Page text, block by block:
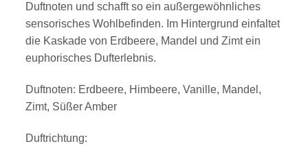
Duftnoten und schafft so ein außergewöhnliches
sensorisches Wohlbefinden. Im Hintergrund einfaltet
die Kaskade von Erdbeere, Mandel und Zimt ein
euphorisches Dufterlebnis.
Duftnoten: Erdbeere, Himbeere, Vanille, Mandel,
Zimt, Süßer Amber
Duftrichtung: